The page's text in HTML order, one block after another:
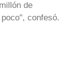
de
confesó.